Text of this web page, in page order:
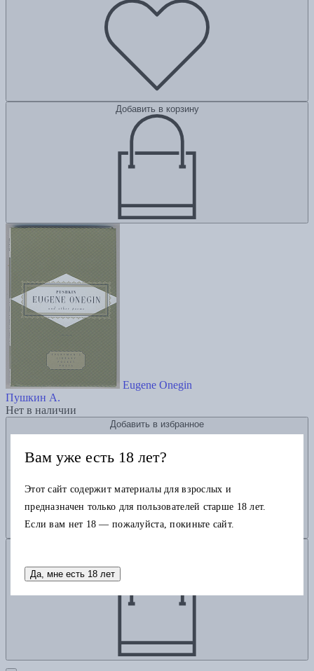
Добавить в корзину
Eugene Onegin
Пушкин А.
Нет в наличии
Добавить в избранное
Вам уже есть 18 лет?
Этот сайт содержит материалы для взрослых и
предназначен только для пользователей старше 18 лет.
Если вам нет 18 — пожалуйста, покиньте сайт.
Да, мне есть 18 лет